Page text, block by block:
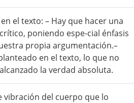
el texto: – Hay que hacer una
poniendo espe-cial énfasis
propia argumentación.–
en el texto, lo que no
alcanzado la verdad absoluta.
vibración del cuerpo que lo